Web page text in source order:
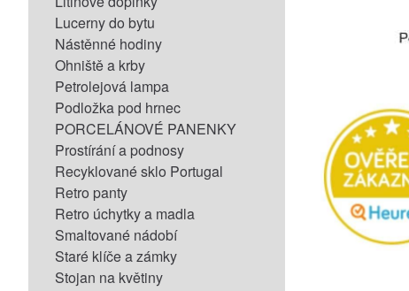
Lucerny do bytu
Nástěnné hodiny
Ohniště a krby
Petrolejová lampa
Podložka pod hrnec
PORCELÁNOVÉ PANENKY
Prostírání a podnosy
Recyklované sklo Portugal
Retro panty
Retro úchytky a madla
Smaltované nádobí
Staré klíče a zámky
Stojan na květiny